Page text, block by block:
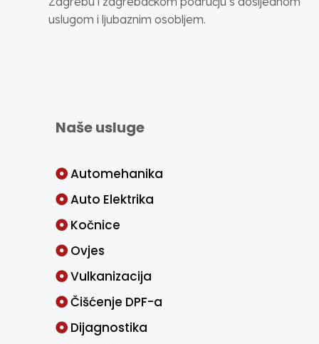
uslugom i ljubaznim osobljem.
Naše usluge
Automehanika
Auto Elektrika
Kočnice
Ovjes
Vulkanizacija
Čišćenje DPF-a
Dijagnostika